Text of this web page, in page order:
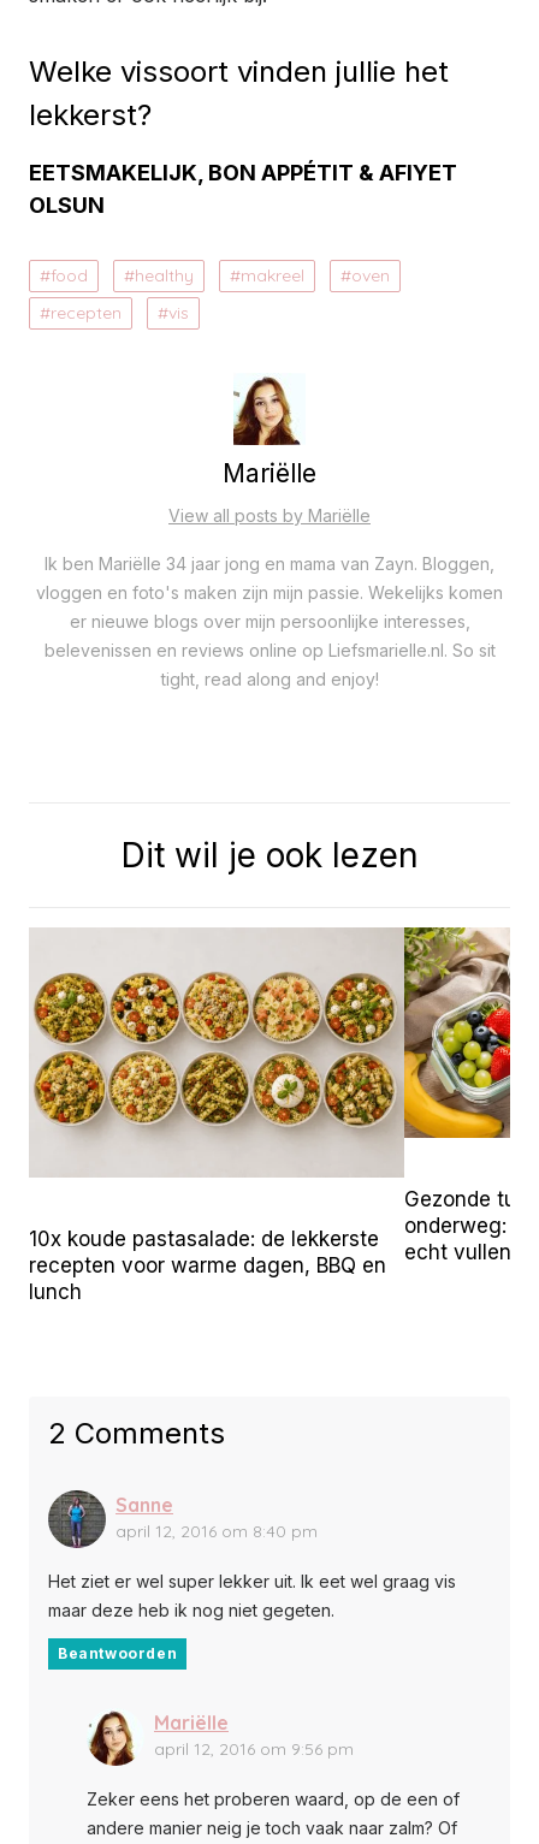
Welke vissoort vinden jullie het
lekkerst?
EETSMAKELIJK, BON APPÉTIT & AFIYET
OLSUN
food healthy makreel
oven
recepten
vis
Mariëlle
View all posts by Mariëlle
Ik ben Mariëlle 34 jaar jong en mama van Zayn. Bloggen,
vloggen en foto's maken zijn mijn passie. Wekelijks komen
er nieuwe blogs over mijn persoonlijke interesses,
belevenissen en reviews online op Liefsmarielle.nl. So sit
tight, read along and enjoy!
Dit wil je ook lezen
10x koude pastasalade: de lekkerste
recepten voor warme dagen, BBQ en
lunch
Gezonde
onderweg:
echt vullen
2 Comments
Sanne
april 12, 2016 om 8:40 pm
Het ziet er wel super lekker uit. Ik eet wel graag vis
maar deze heb ik nog niet gegeten.
Beantwoorden
Mariëlle
april 12, 2016 om 9:56 pm
Zeker eens het proberen waard, op de een of
andere manier neig je toch vaak naar zalm? Of